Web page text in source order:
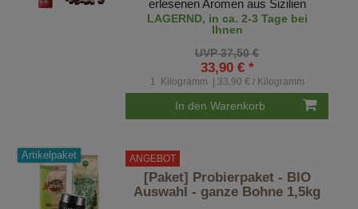
erlesenen Aromen aus Sizilien
LAGERND, in ca. 2-3 Tage bei
Ihnen
UVP 37,50 €
33,90 € *
1 Kilogramm | 33,90 € / Kilogramm
In den Warenkorb
Artikelpaket ANGEBOT
[Paket] Probierpaket - BIO
Auswahl - ganze Bohne 1,5kg